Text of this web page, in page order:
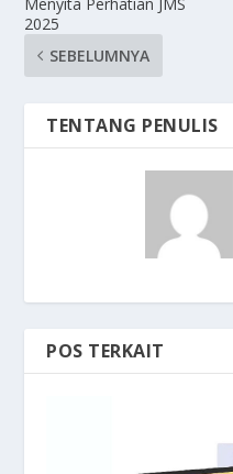
Menyita Perhatian JMS
2025
SEBELUMNYA
TENTANG PENULIS
POS TERKAIT